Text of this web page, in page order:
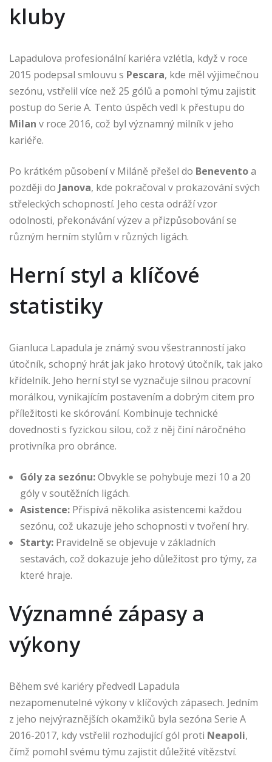
kluby
Lapadulova profesionální kariéra vzlétla, když v roce
2015 podepsal smlouvu s Pescara, kde měl výjimečnou
sezónu, vstřelil více než 25 gólů a pomohl týmu zajistit
postup do Serie A. Tento úspěch vedl k přestupu do
Milan v roce 2016, což byl významný milník v jeho
kariéře.
Po krátkém působení v Miláně přešel do Beneventoa
později do Janova, kde pokračoval v prokazování svých
střeleckých schopností. Jeho cesta odráží vzor
odolnosti, překonávání výzev a přizpůsobování se
různým herním stylům v různých ligách.
Herní styl a klíčové
statistiky
Gianluca Lapadula je známý svou všestranností jako
útočník, schopný hrát jak jako hrotový útočník, tak jako
křídelník. Jeho herní styl se vyznačuje silnou pracovní
morálkou, vynikajícím postavením a dobrým citem pro
příležitosti ke skórování. Kombinuje technické
dovednosti s fyzickou silou, což z něj činí náročného
protivníka pro obránce.
Góly za sezónu:Obvykle se pohybuje mezi 10 a 20
góly v soutěžních ligách.
Asistence: Přispívá několika asistencemi každou
sezónu, což ukazuje jeho schopnosti v tvoření hry.
Starty: Pravidelně se objevuje v základních
sestavách, což dokazuje jeho důležitost pro týmy, za
které hraje.
Významné zápasy a
výkony
Během své kariéry předvedl Lapadula
nezapomenutelné výkony v klíčových zápasech. Jedním
z jeho nejvýraznějších okamžiků byla sezóna Serie A
2016-2017, kdy vstřelil rozhodující gól proti Neapoli,
čímž pomohl svému týmu zajistit důležité vítězství.